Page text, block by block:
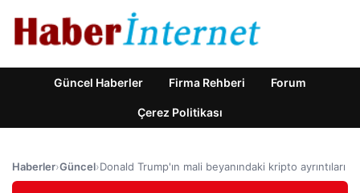
Güncel Haberler Firma Rehberi Forum
Çerez Politikası
Haberler›Güncel›Donald Trump'ın mali beyanındaki kripto ayrıntıları